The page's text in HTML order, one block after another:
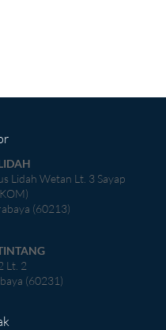
Lidah Wetan Lt. 3 Sayap
(60213)
Lt. 2
(60231)